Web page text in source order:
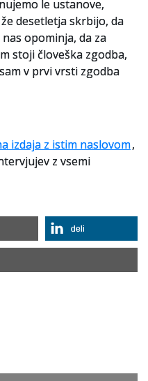
le ustanove,
desetletja skrbijo, da
opominja, da za
stoji človeška zgodba,
v prvi vrsti zgodba
izdaja z istim naslovom,
z vsemi
deli